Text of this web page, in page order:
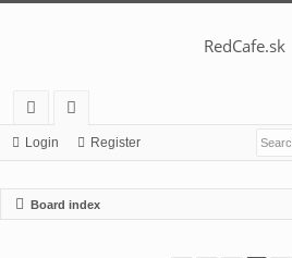
RedCafe.sk
ui
lin
m
Login Register
Board index